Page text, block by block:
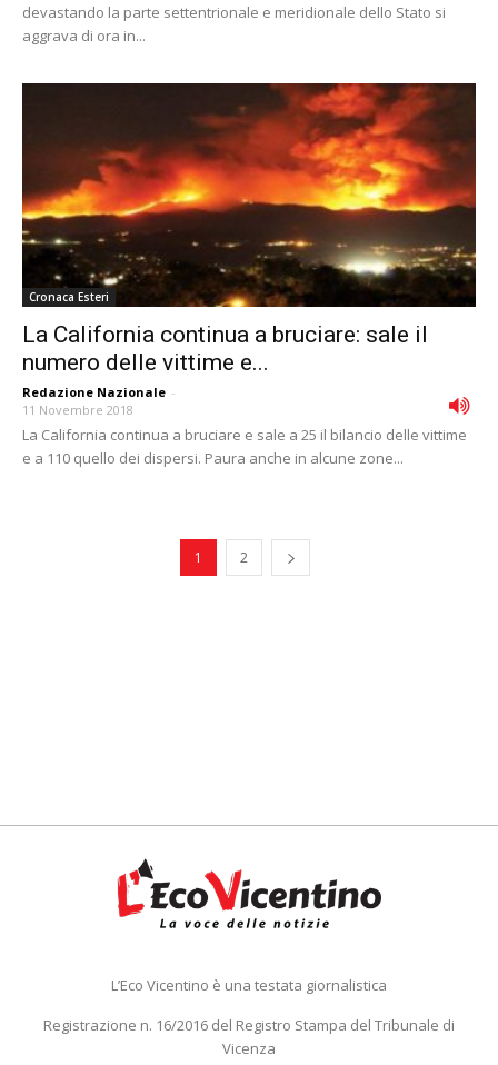
devastando la parte settentrionale e meridionale dello Stato si
aggrava di ora in...
Cronaca Esteri
La California continua a bruciare: sale il
numero delle vittime e...
Redazione Nazionale -
11 Novembre 2018
La California continua a bruciare e sale a 25 il bilancio delle vittime
e a 110 quello dei dispersi. Paura anche in alcune zone...
1 2
L’Eco Vicentino è una testata giornalistica
Registrazione n. 16/2016 del Registro Stampa del Tribunale di
Vicenza